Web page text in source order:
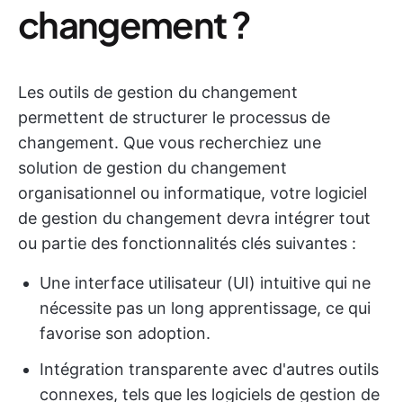
changement ?
Les outils de gestion du changement
permettent de structurer le processus de
changement. Que vous recherchiez une
solution de gestion du changement
organisationnel ou informatique, votre logiciel
de gestion du changement devra intégrer tout
ou partie des fonctionnalités clés suivantes :
Une interface utilisateur (UI) intuitive qui ne
nécessite pas un long apprentissage, ce qui
favorise son adoption.
Intégration transparente avec d'autres outils
connexes, tels que les logiciels de gestion de